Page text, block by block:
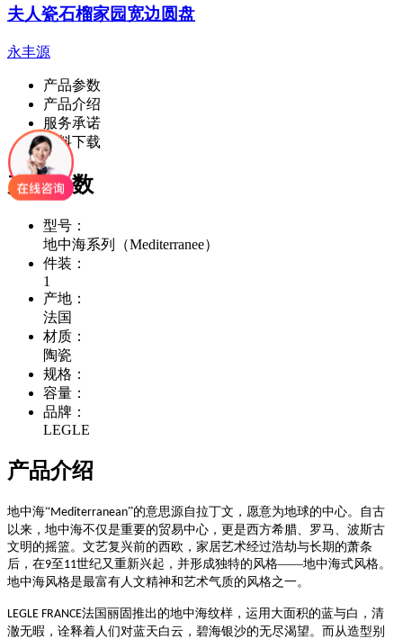
夫人瓷石榴家园宽边圆盘
永丰源
产品参数
产品介绍
服务承诺
资料下载
产品参数
型号：
地中海系列（Mediterranee）
件装：
1
产地：
法国
材质：
陶瓷
规格：
容量：
品牌：
LEGLE
产品介绍
地中海“Mediterranean”的意思源自拉丁文，愿意为地球的中心。自古
以来，地中海不仅是重要的贸易中心，更是西方希腊、罗马、波斯古
文明的摇篮。文艺复兴前的西欧，家居艺术经过浩劫与长期的萧条
后，在9至11世纪又重新兴起，并形成独特的风格——地中海式风格。
地中海风格是最富有人文精神和艺术气质的风格之一。
LEGLE FRANCE法国丽固推出的地中海纹样，运用大面积的蓝与白，清
澈无暇，诠释着人们对蓝天白云，碧海银沙的无尽渴望。而从造型别